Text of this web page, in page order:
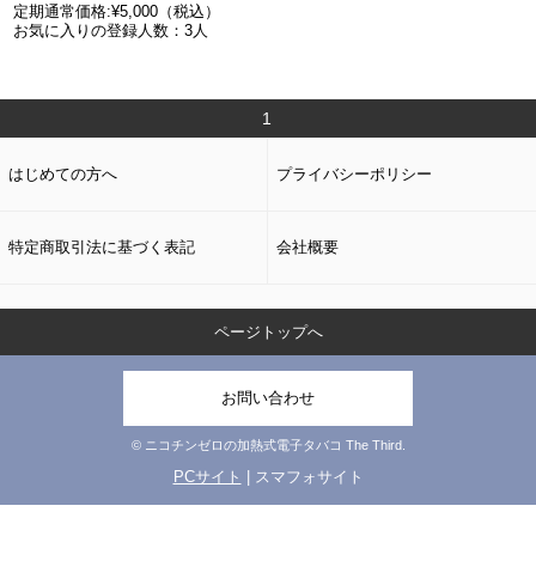
定期通常価格:¥5,000（税込）
お気に入りの登録人数：3人
1
はじめての方へ プライバシーポリシー
特定商取引法に基づく表記 会社概要
ページトップへ
お問い合わせ
© ニコチンゼロの加熱式電子タバコ The Third.
PCサイト | スマフォサイト